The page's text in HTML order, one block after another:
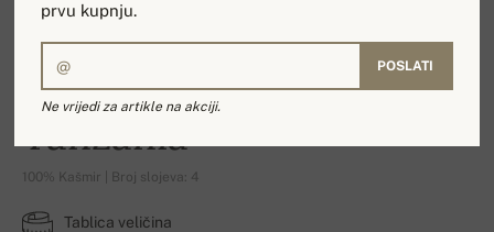
Tanzania
100% Kašmir | Broj slojeva: 4
Tablica veličina
prvu kupnju.
POSLATI
Ne vrijedi za artikle na akciji.